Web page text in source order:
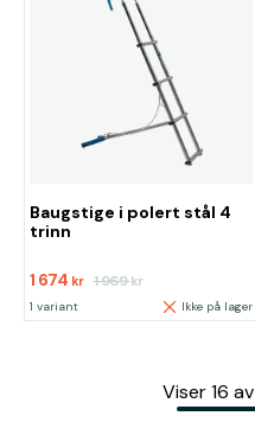
Baugstige i polert stål 4
trinn
1 674 kr 1 969kr
1 variant Ikke på lager
Viser 16 av